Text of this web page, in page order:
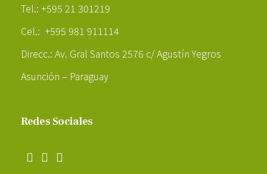
Tel.: +595 21 301219
Cel.: +595 981 911114
Direcc.: Av. Gral Santos 2576 c/ Agustín Yegros
Asunción – Paraguay
Redes Sociales